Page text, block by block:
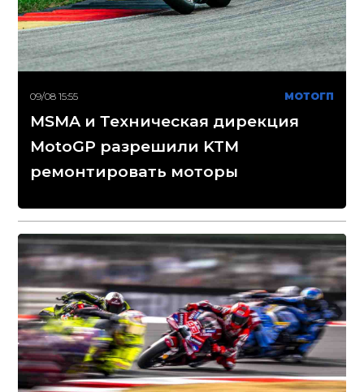
09/08 15:55 МОТОГП
MSMA и Техническая дирекция
MotoGP разрешили KTM
ремонтировать моторы